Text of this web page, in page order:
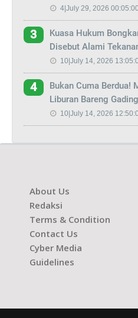
4|July 29, 2026 00:05:00
3
Kuasa Hukum
Disebut Alami
10|July 14, 2026
4
Bukan Cuma Berdua!
Liburan Bareng
10|July 14, 2026
About Us
Redaksi
Terms & Condition
Contact Us
Cyber Media
Guidelines